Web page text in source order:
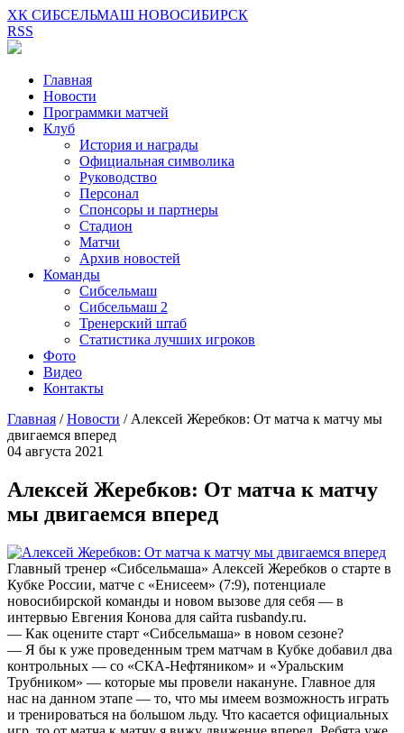
ХК СИБСЕЛЬМАШ НОВОСИБИРСК
RSS
Главная
Новости
Программки матчей
Клуб
История и награды
Официальная символика
Руководство
Персонал
Спонсоры и партнеры
Стадион
Матчи
Архив новостей
Команды
Сибсельмаш
Сибсельмаш 2
Тренерский штаб
Статистика лучших игроков
Фото
Видео
Контакты
Главная /Новости / Алексей Жеребков: От матча к матчу мы
двигаемся вперед
04 августа 2021
Алексей Жеребков: От матча к матчу
мы двигаемся вперед
Главный тренер «Сибсельмаша» Алексей Жеребков о старте в
Кубке России, матче с «Енисеем» (7:9), потенциале
новосибирской команды и новом вызове для себя — в
интервью Евгения Конова для сайта rusbandy.ru.
— Как оцените старт «Сибсельмаша» в новом сезоне?
— Я бы к уже проведенным трем матчам в Кубке добавил два
контрольных — со «СКА-Нефтяником» и «Уральским
Трубником» — которые мы провели накануне. Главное для
нас на данном этапе — то, что мы имеем возможность играть
и тренироваться на большом льду. Что касается официальных